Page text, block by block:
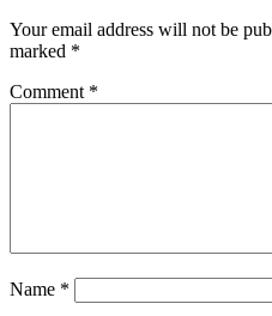
Your email address will not be
marked *
Comment *
Name *